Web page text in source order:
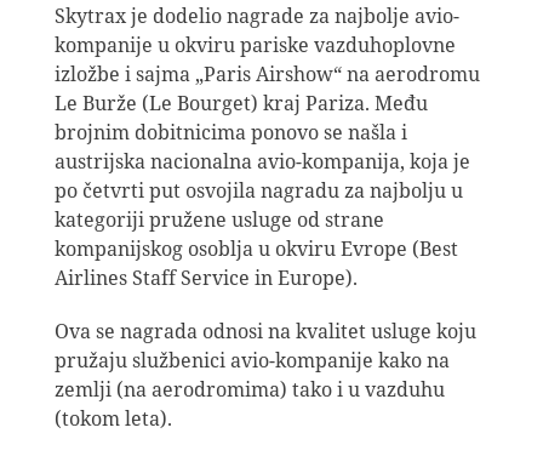
Skytrax je dodelio nagrade za najbolje avio-
kompanije u okviru pariske vazduhoplovne
izložbe i sajma „Paris Airshow“ na aerodromu
Le Burže (Le Bourget) kraj Pariza. Među
brojnim dobitnicima ponovo se našla i
austrijska nacionalna avio-kompanija, koja je
po četvrti put osvojila nagradu za najbolju u
kategoriji pružene usluge od strane
kompanijskog osoblja u okviru Evrope (Best
Airlines Staff Service in Europe).
Ova se nagrada odnosi na kvalitet usluge koju
pružaju službenici avio-kompanije kako na
zemlji (na aerodromima) tako i u vazduhu
(tokom leta).